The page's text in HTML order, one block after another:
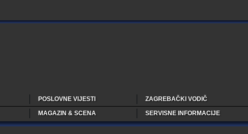
POSLOVNE VIJESTI
ZAGREBAČKI VODIČ
MAGAZIN & SCENA SERVISNE INFORMACIJE